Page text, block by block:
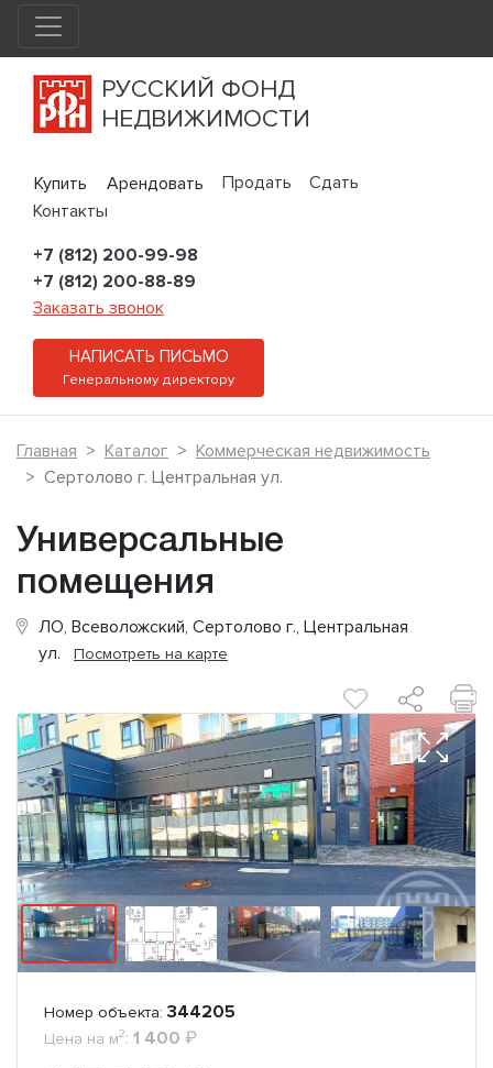
РУССКИЙ ФОНД
НЕДВИЖИМОСТИ
Купить Арендовать Продать
Сдать
Контакты
+7 (812) 200-99-98
+7 (812) 200-88-89
Заказать звонок
НАПИСАТЬ ПИСЬМО
Генеральному директору
Главная Каталог
Коммерческая недвижимость
Сертолово г. Центральная ул.
Универсальные
помещения
ЛО, Всеволожский, Сертолово г., Центральная
ул. Посмотреть на карте
Номер объекта: 344205
Цена на м2: 1 400 ₽